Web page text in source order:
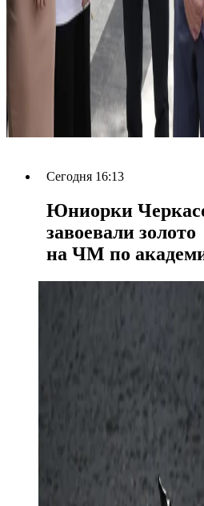
Сегодня 16:13
Юниорки
завоевали золото
на ЧМ по